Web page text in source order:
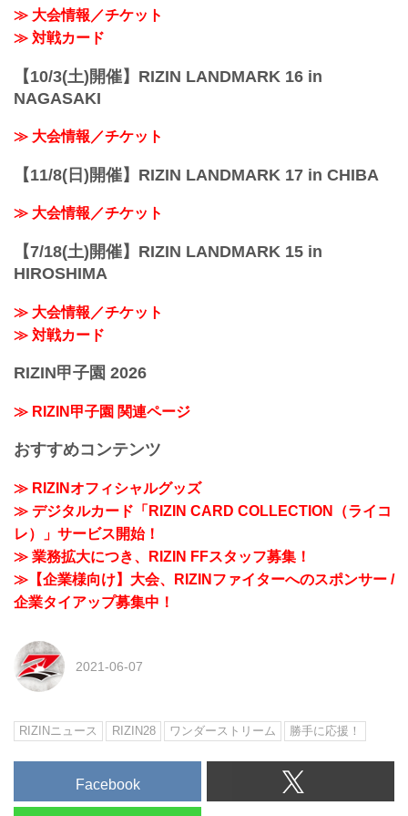
≫ 大会情報／チケット
≫ 対戦カード
【10/3(土)開催】RIZIN LANDMARK 16 in
NAGASAKI
≫ 大会情報／チケット
【11/8(日)開催】RIZIN LANDMARK 17 in CHIBA
≫ 大会情報／チケット
【7/18(土)開催】RIZIN LANDMARK 15 in
HIROSHIMA
≫ 大会情報／チケット
≫ 対戦カード
RIZIN甲子園 2026
≫ RIZIN甲子園 関連ページ
おすすめコンテンツ
≫ RIZINオフィシャルグッズ
≫ デジタルカード「RIZIN CARD COLLECTION（ライコ
レ）」サービス開始！
≫ 業務拡大につき、RIZIN FFスタッフ募集！
≫【企業様向け】大会、RIZINファイターへのスポンサー /
企業タイアップ募集中！
2021-06-07
RIZINニュース RIZIN28 ワンダーストリーム 勝手に応援！
Facebook